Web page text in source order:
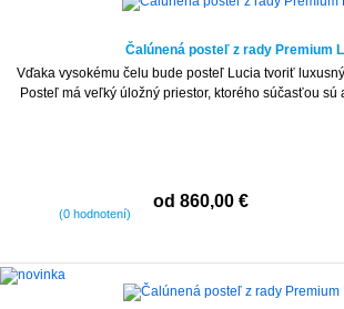
Čalúnená posteľ z rady Premium
Vďaka vysokému čelu bude posteľ Lucia tvoriť
Posteľ má veľký úložný priestor, ktorého súčasťou sú
(0 hodnotení)
od 860,00 €